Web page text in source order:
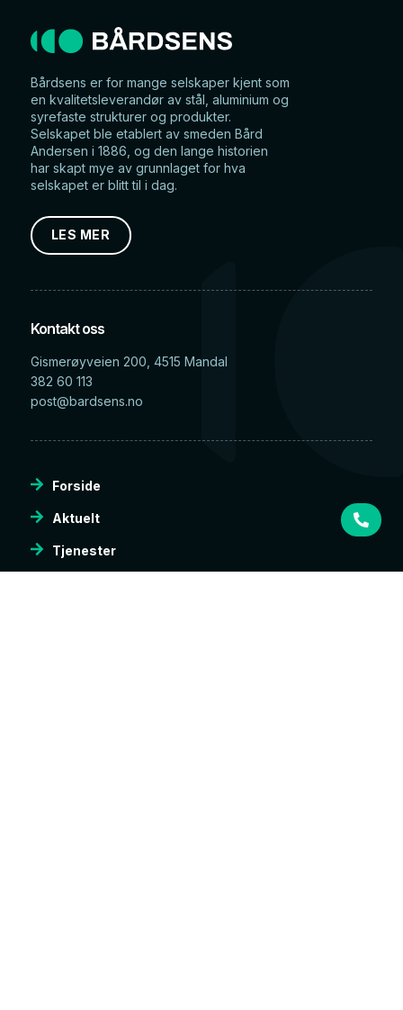
Bårdsens er for mange selskaper kjent som
en kvalitetsleverandør av stål, aluminium og
syrefaste strukturer og produkter.
Selskapet ble etablert av smeden Bård
Andersen i 1886, og den lange historien
har skapt mye av grunnlaget for hva
selskapet er blitt til i dag.
LES MER
Kontakt oss
Gismerøyveien 200, 4515 Mandal
382 60 113
post@bardsens.no
Forside
Aktuelt
Tjenester